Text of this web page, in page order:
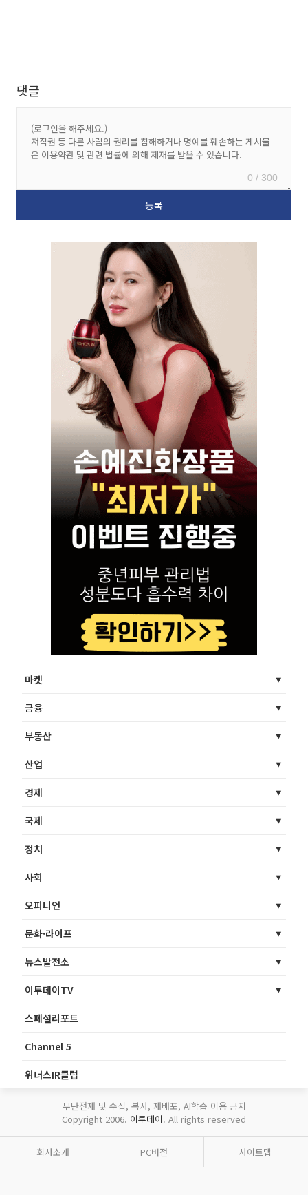
댓글
0 / 300
마켓
금융
부동산
산업
경제
국제
정치
사회
오피니언
문화·라이프
뉴스발전소
이투데이TV
스페셜리포트
Channel 5
위너스IR클럽
무단전재 및 수집, 복사, 재배포, AI학습 이용 금지
Copyright 2006. 이투데이. All rights reserved
회사소개 PC버전 사이트맵